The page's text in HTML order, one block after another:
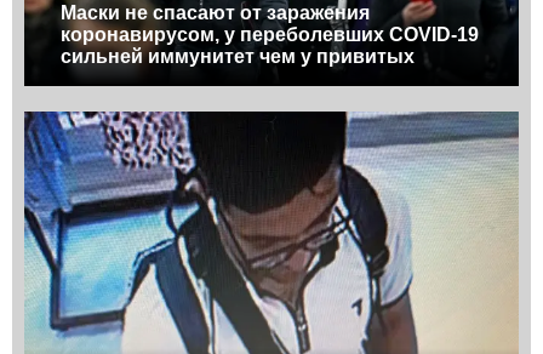
Маски не спасают от заражения
коронавирусом, у переболевших COVID-19
сильней иммунитет чем у привитых